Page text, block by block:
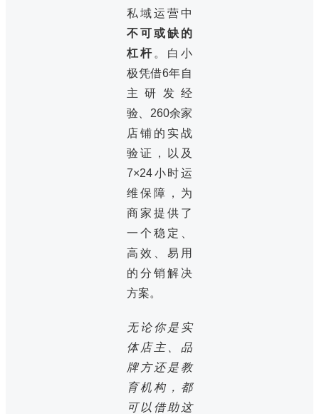
私域运营中
不可或缺的
杠杆 。白小
极凭借6年自
主研发经
验、260余家
店铺的实战
验证，以及
7×24小时运
维保障，为
商家提供了
一个稳定、
高效、易用
的分销解决
方案。
无论你是实
体店主、品
牌方还是教
育机构，都
可以借助这